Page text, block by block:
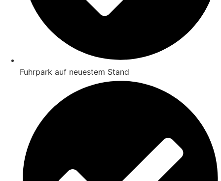
Fuhrpark auf neuestem Stand